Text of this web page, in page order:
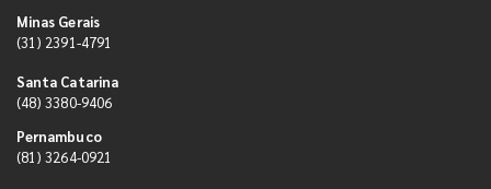
Minas Gerais
(31) 2391-4791
Santa Catarina
(48) 3380-9406
Pernambuco
(81) 3264-0921